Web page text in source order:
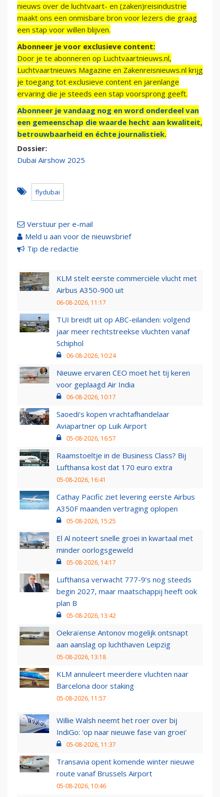
nieuws over de luchtvaart- en (zaken)reisindustrie
maakt ons een onmisbare bron voor lezers die graag
een stap voor willen blijven.
Abonneer je voor exclusieve content:
Door je te abonneren op Luchtvaartnieuws.nl,
Luchtvaartnieuws Magazine en Zakenreisnieuws.nl krijg
je toegang tot exclusieve content en jarenlange
ervaring die je steeds een stap voorsprong geeft.
Abonneer je vandaag nog en word onderdeel van
een gemeenschap die waarde hecht aan kwaliteit,
betrouwbaarheid en échte journalistiek.
Dossier:
Dubai Airshow 2025
flydubai
Verstuur per e-mail
Meld u aan voor de nieuwsbrief
Tip de redactie
KLM stelt eerste commerciële vlucht met
Airbus A350-900 uit
06-08-2026, 11:17
TUI breidt uit op ABC-eilanden: volgend
jaar meer rechtstreekse vluchten vanaf
Schiphol
06-08-2026, 10:24
Nieuwe ervaren CEO moet het tij keren
voor geplaagd Air India
06-08-2026, 10:17
Saoedi’s kopen vrachtafhandelaar
Aviapartner op Luik Airport
05-08-2026, 16:57
Raamstoeltje in de Business Class? Bij
Lufthansa kost dat 170 euro extra
05-08-2026, 16:41
Cathay Pacific ziet levering eerste Airbus
A350F maanden vertraging oplopen
05-08-2026, 15:25
El Al noteert snelle groei in kwartaal met
minder oorlogsgeweld
05-08-2026, 14:17
Lufthansa verwacht 777-9’s nog steeds
begin 2027, maar maatschappij heeft ook
plan B
05-08-2026, 13:42
Oekraïense Antonov mogelijk ontsnapt
aan aanslag op luchthaven Leipzig
05-08-2026, 13:18
KLM annuleert meerdere vluchten naar
Barcelona door staking
05-08-2026, 11:57
Willie Walsh neemt het roer over bij
IndiGo: 'op naar nieuwe fase van groei'
05-08-2026, 11:37
Transavia opent komende winter nieuwe
route vanaf Brussels Airport
05-08-2026, 10:46